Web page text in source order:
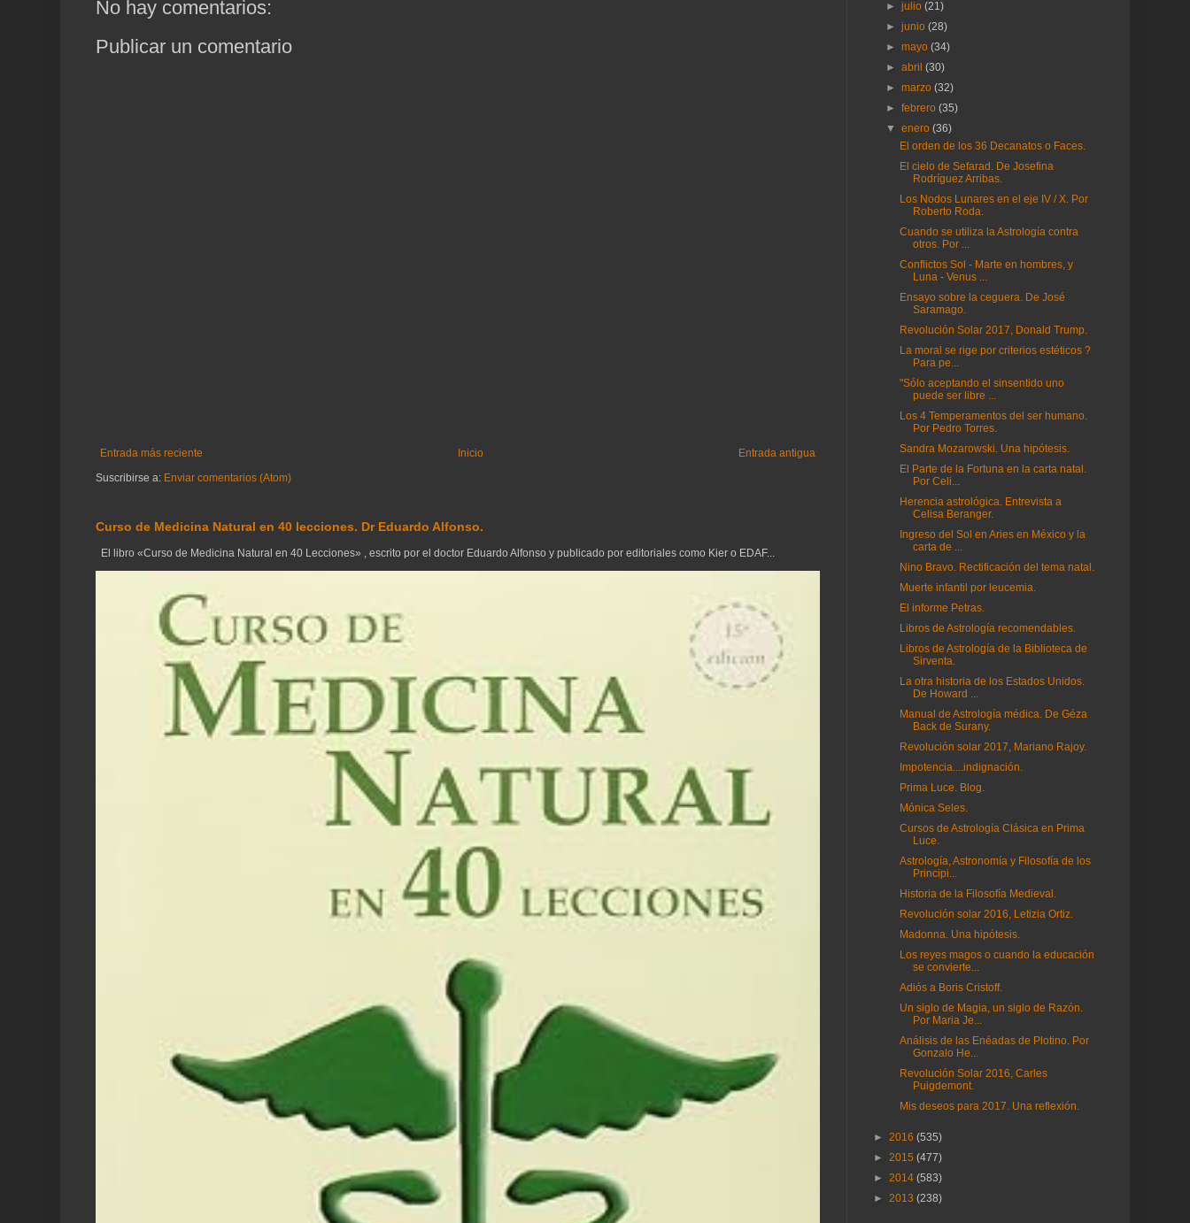
No hay comentarios:
Publicar un comentario
Entrada más reciente Entrada antigua
Inicio
Suscribirse a: Enviar comentarios (Atom)
Curso de Medicina Natural en 40 lecciones. Dr Eduardo Alfonso.
El libro «Curso de Medicina Natural en 40 Lecciones» , escrito por el doctor Eduardo Alfonso y publicado por editoriales como Kier o EDAF...
►julio(21)
►junio(28)
►mayo(34)
►abril(30)
►marzo(32)
►febrero(35)
▼enero(36)
El orden de los 36 Decanatos o Faces.
El cielo de Sefarad. De Josefina
Rodríguez Arribas.
Los Nodos Lunares en el eje IV / X. Por
Roberto Roda.
Cuando se utiliza la Astrología contra
otros. Por ...
Conflictos Sol - Marte en hombres, y
Luna - Venus ...
Ensayo sobre la ceguera. De José
Saramago.
Revolución Solar 2017, Donald Trump.
La moral se rige por criterios estéticos ?
Para pe...
"Sólo aceptando el sinsentido uno
puede ser libre ...
Los 4 Temperamentos del ser humano.
Por Pedro Torres.
Sandra Mozarowski. Una hipótesis.
El Parte de la Fortuna en la carta natal.
Por Celi...
Herencia astrológica. Entrevista a
Celisa Beranger.
Ingreso del Sol en Aries en México y la
carta de ...
Nino Bravo. Rectificación del tema natal.
Muerte infantil por leucemia.
El informe Petras.
Libros de Astrología recomendables.
Libros de Astrología de la Biblioteca de
Sirventa.
La otra historia de los Estados Unidos.
De Howard ...
Manual de Astrología médica. De Géza
Back de Surany.
Revolución solar 2017, Mariano Rajoy.
Impotencia....indignación.
Prima Luce. Blog.
Mónica Seles.
Cursos de Astrología Clásica en Prima
Luce.
Astrología, Astronomía y Filosofía de los
Principi...
Historia de la Filosofía Medieval.
Revolución solar 2016, Letizia Ortiz.
Madonna. Una hipótesis.
Los reyes magos o cuando la educación
se convierte...
Adiós a Boris Cristoff.
Un siglo de Magia, un siglo de Razón.
Por Maria Je...
Análisis de las Enéadas de Plotino. Por
Gonzalo He...
Revolución Solar 2016, Carles
Puigdemont.
Mis deseos para 2017. Una reflexión.
► 2016 (535)
► 2015 (477)
► 2014 (583)
► 2013 (238)